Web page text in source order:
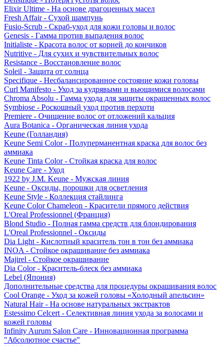
Elixir Ultime - На основе драгоценных масел
Fresh Affair - Сухой шампунь
Fusio-Scrub - Скраб-уход для кожи головы и волос
Genesis - Гамма против выпадения волос
Initialiste - Красота волос от корней до кончиков
Nutritive - Для сухих и чувствительных волос
Resistance - Восстановление волос
Soleil - Защита от солнца
Specifique - Несбалансированное состояние кожи головы
Curl Manifesto - Уход за кудрявыми и вьющимися волосами
Chroma Absolu - Гамма ухода для защиты окрашенных волос
Symbiose - Роскошный уход против перхоти
Premiere - Очищение волос от отложений кальция
Aura Botanica - Органическая линия ухода
Keune (Голландия)
Keune Semi Color - Полуперманентная краска для волос без
аммиака
Keune Tinta Color - Стойкая краска для волос
Keune Care - Уход
1922 by J.M. Keune - Мужская линия
Keune - Оксиды, порошки для осветления
Keune Style - Коллекция стайлинга
Keune Color Chameleon - Красители прямого действия
L'Oreal Professionnel (Франция)
Blond Studio - Полная гамма средств для блондирования
L'Oreal Professionnel - Оксиды
Dia Light - Кислотный краситель тон в тон без аммиака
INOA - Стойкое окрашивание без аммиака
Majirel - Стойкое окрашивание
Dia Color - Краситель-блеск без аммиака
Lebel (Япония)
Дополнительные средства для процедуры окрашивания волос
Cool Orange - Уход за кожей головы «Холодный апельсин»
Natural Hair - На основе натуральных экстрактов
Estessimo Celcert - Селективная линия ухода за волосами и
кожей головы
Infinity Aurum Salon Care - Инновационная программа
"Абсолютное счастье"